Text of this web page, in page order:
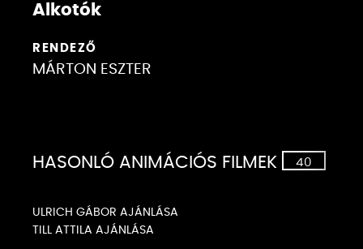
Alkotók
RENDEZŐ
MÁRTON ESZTER
HASONLÓ ANIMÁCIÓS FILMEK 40
Glitch
ULRICH GÁBOR AJÁNLÁSA
TILL ATTILA AJÁNLÁSA